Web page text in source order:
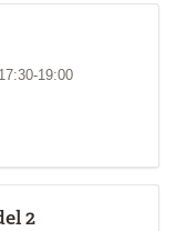
19:00
2